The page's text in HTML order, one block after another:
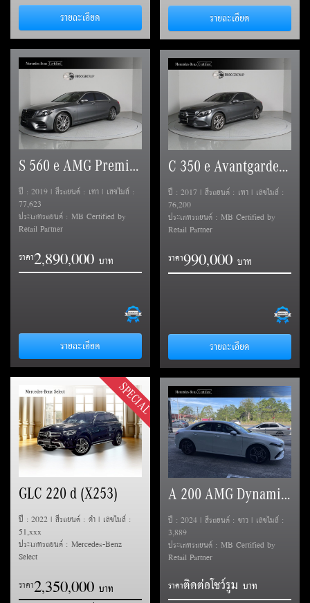
รายละเอียด รายละเอียด
S 560 e AMG Premium (V222)
ปี : 2019 | สีรถยนต์ : เทา | เลขไมล์ :
77,623
ประเภทรถยนต์ : MB Certified by
Retail Partner
ราคา2,890,000
รายละเอียด
C 350 e Avantgarde (W205)
ปี : 2017 | สีรถยนต์ : เทา | เลขไมล์ :
76,200
ประเภทรถยนต์ : MB Certified by
Retail Partner
ราคา990,000
รายละเอียด
SPECIAL
GLC 220 d (X253)
ปี : 2022 | สีรถยนต์ : ดำ | เลขไมล์ :
51,xxx
ประเภทรถยนต์ : Mercedes-Benz
Select
ราคา2,350,000
A 200 AMG Dynamic (V177)
ปี : 2024 | สีรถยนต์ : ขาว | เลขไมล์ :
3,889
ประเภทรถยนต์ : MB Certified by
Retail Partner
ราคาติดต่อโชว์รูม